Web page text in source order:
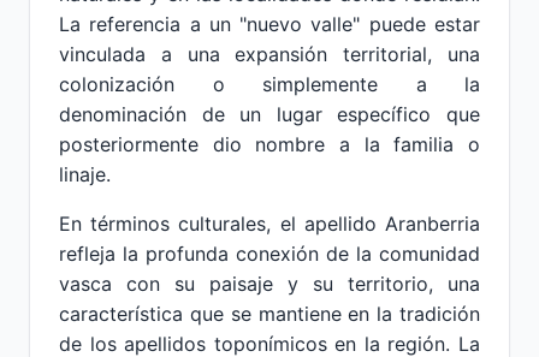
La referencia a un "nuevo valle" puede estar
vinculada a una expansión territorial, una
colonización o simplemente a la
denominación de un lugar específico que
posteriormente dio nombre a la familia o
linaje.
En términos culturales, el apellido Aranberria
refleja la profunda conexión de la comunidad
vasca con su paisaje y su territorio, una
característica que se mantiene en la tradición
de los apellidos toponímicos en la región. La